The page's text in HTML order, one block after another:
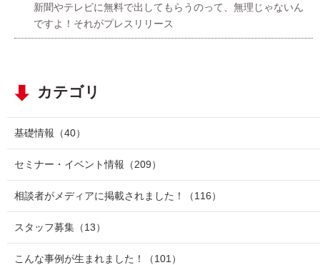
新聞やテレビに無料で出してもらうのって、無理じゃないん
ですよ！それがプレスリリース
カテゴリ
基礎情報 （40）
セミナー・イベント情報 （209）
相談者がメディアに掲載されました！ （116）
スタッフ募集 （13）
こんな事例が生まれました！ （101）